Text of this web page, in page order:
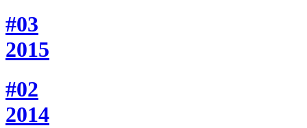
#03
2015
#02
2014